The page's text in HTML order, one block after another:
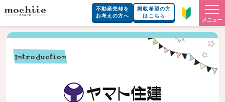
不動産売却を
お考えの方へ
掲載希望の方
はこちら
メニュー
Introduction